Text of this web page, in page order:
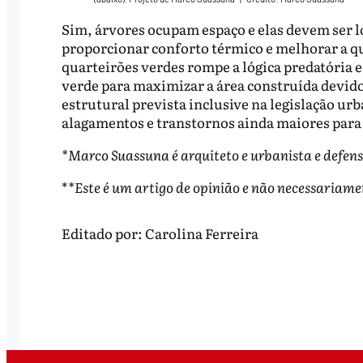
Sim, árvores ocupam espaço e elas devem
proporcionar conforto térmico e melhorar a
quarteirões verdes rompe a lógica
verde para maximizar a área construída
estrutural prevista inclusive na legislação
alagamentos e transtornos ainda maiores
*Marco Suassuna é arquiteto e urbanista e
**Este é um artigo de opinião e não
Editado por: Carolina Ferreira